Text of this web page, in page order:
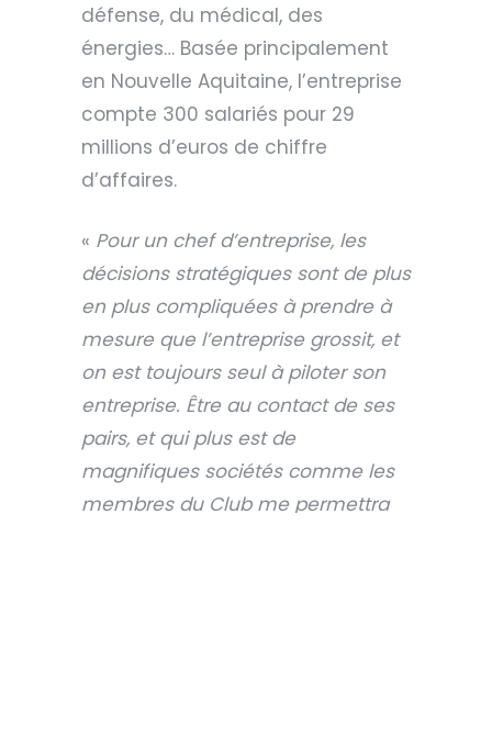
défense, du médical, des
énergies… Basée principalement
en Nouvelle Aquitaine, l’entreprise
compte 300 salariés pour 29
millions d’euros de chiffre
d’affaires.
« Pour un chef d’entreprise, les
décisions stratégiques sont de plus
en plus compliquées à prendre à
mesure que l’entreprise grossit, et
on est toujours seul à piloter son
entreprise. Être au contact de ses
pairs, et qui plus est de
magnifiques sociétés comme les
membres du Club me permettra